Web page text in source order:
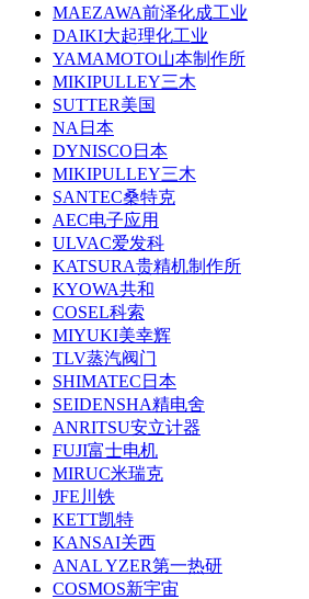
MAEZAWA前泽化成工业
DAIKI大起理化工业
YAMAMOTO山本制作所
MIKIPULLEY三木
SUTTER美国
NA日本
DYNISCO日本
MIKIPULLEY三木
SANTEC桑特克
AEC电子应用
ULVAC爱发科
KATSURA贵精机制作所
KYOWA共和
COSEL科索
MIYUKI美幸辉
TLV蒸汽阀门
SHIMATEC日本
SEIDENSHA精电舍
ANRITSU安立计器
FUJI富士电机
MIRUC米瑞克
JFE川铁
KETT凯特
KANSAI关西
ANAL YZER第一热研
COSMOS新宇宙